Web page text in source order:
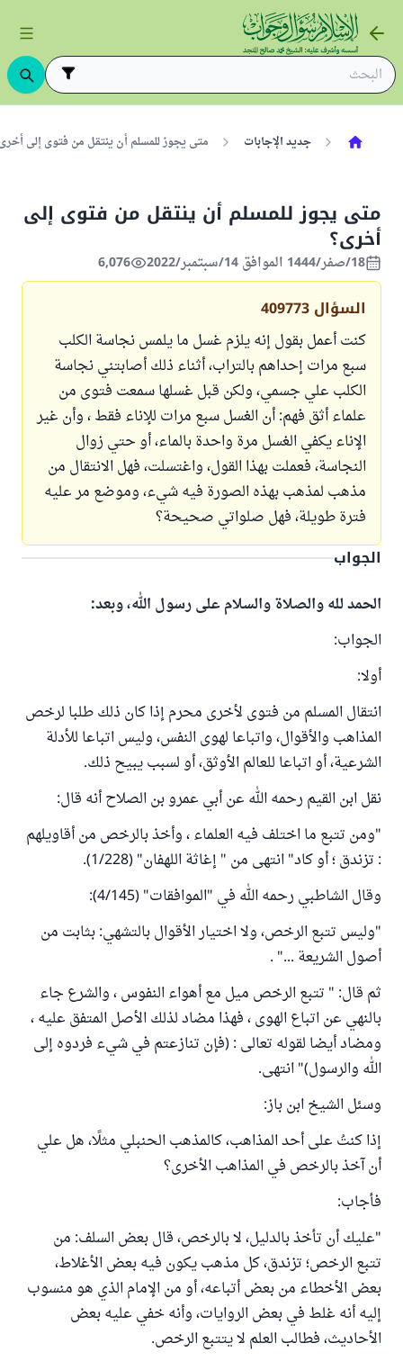
جديد الإجابات متى يجوز للمسلم أن ينتقل من فتوى إلى أخرى؟
متى يجوز للمسلم أن ينتقل من فتوى إلى
أخرى؟
18/صفر/1444 الموافق 14/سبتمبر/2022 6,076
السؤال 409773
كنت أعمل بقول إنه يلزم غسل ما يلمس نجاسة الكلب
سبع مرات إحداهم بالتراب، أثناء ذلك أصابتني نجاسة
الكلب علي جسمي، ولكن قبل غسلها سمعت فتوى من
علماء أثق فهم: أن الغسل سبع مرات للإناء فقط ، وأن غير
الإناء يكفي الغسل مرة واحدة بالماء، أو حتي زوال
النجاسة، فعملت بهذا القول، واغتسلت، فهل الانتقال من
مذهب لمذهب بهذه الصورة فيه شيء، وموضع مر عليه
فترة طويلة، فهل صلواتي صحيحة؟
الجواب
الحمد لله والصلاة والسلام على رسول الله، وبعد:
الجواب:
أولا:
انتقال المسلم من فتوى لأخرى محرم إذا كان ذلك طلبا لرخص
المذاهب والأقوال، واتباعا لهوى النفس، وليس اتباعا للأدلة
الشرعية، أو اتباعا للعالم الأوثق، أو لسبب يبيح ذلك.
نقل ابن القيم رحمه الله عن أبي عمرو بن الصلاح أنه قال:
"ومن تتبع ما اختلف فيه العلماء ، وأخذ بالرخص من أقاويلهم
: تزندق ؛ أو كاد" انتهى من " إغاثة اللهفان" (1/228).
وقال الشاطبي رحمه الله في "الموافقات" (4/145):
"وليس تتبع الرخص، ولا اختيار الأقوال بالتشهي: بثابت من
أصول الشريعة ..." .
ثم قال: " تتبع الرخص ميل مع أهواء النفوس ، والشرع جاء
بالنهي عن اتباع الهوى ، فهذا مضاد لذلك الأصل المتفق عليه ،
ومضاد أيضا لقوله تعالى : (فإن تنازعتم في شيء فردوه إلى
الله والرسول)" انتهى.
وسئل الشيخ ابن باز:
إذا كنتُ على أحد المذاهب، كالمذهب الحنبلي مثلًا، هل علي
أن آخذ بالرخص في المذاهب الأخرى؟
فأجاب:
"عليك أن تأخذ بالدليل، لا بالرخص، قال بعض السلف: من
تتبع الرخص؛ تزندق، كل مذهب يكون فيه بعض الأغلاط،
بعض الأخطاء من بعض أتباعه، أو من الإمام الذي هو منسوب
إليه أنه غلط في بعض الروايات، وأنه خفي عليه بعض
الأحاديث، فطالب العلم لا يتتبع الرخص.